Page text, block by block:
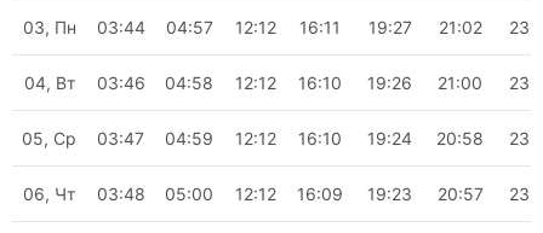
03, Пн 03:44 04:57 12:12 16:11 19:27 21:02
04, Вт 03:46 04:58 12:12 16:10 19:26 21:00
05, Ср 03:47 04:59 12:12 16:10 19:24 20:58
06, Чт 03:48 05:00 12:12 16:09 19:23 20:57